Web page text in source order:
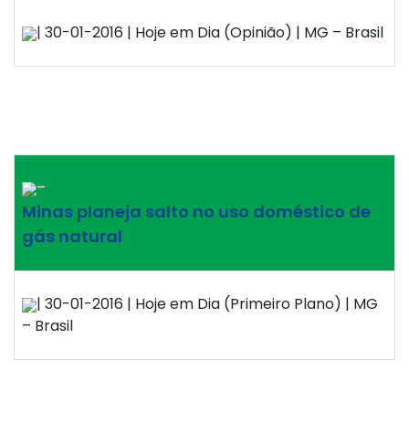
| 30-01-2016 | Hoje em Dia (Opinião) | MG – Brasil
–
Minas planeja salto no uso doméstico de
gás natural
| 30-01-2016 | Hoje em Dia (Primeiro Plano) | MG
– Brasil